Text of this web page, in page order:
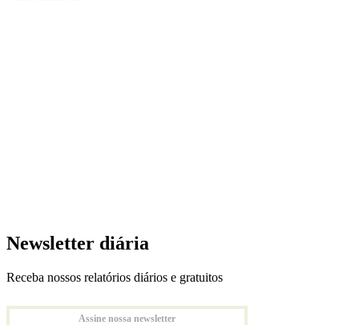
Newsletter diária
Receba nossos relatórios diários e gratuitos
Assine nossa newsletter